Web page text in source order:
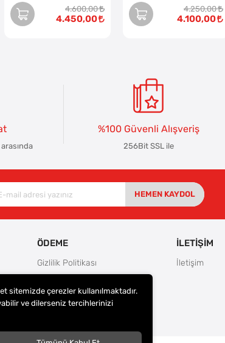
4.600,00
4.450,00
4.250,00
4.100,00
%100 Güvenli Alışveriş
256Bit SSL ile
HEMEN KAYDOL
ÖDEME
Gizlilik Politikası
Ödeme Seçenekleri
İLETİŞİM
İletişim
sitemizde çerezler kullanılmaktadır.
ve dilerseniz tercihlerinizi